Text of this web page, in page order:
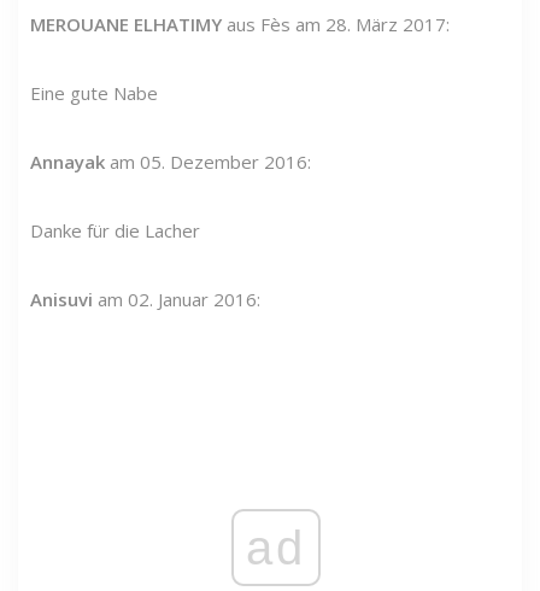
MEROUANE ELHATIMY aus Fès am 28. März 2017:
Eine gute Nabe
Annayak am 05. Dezember 2016:
Danke für die Lacher
Anisuvi am 02. Januar 2016:
ad